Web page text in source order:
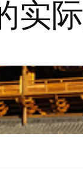
实
水